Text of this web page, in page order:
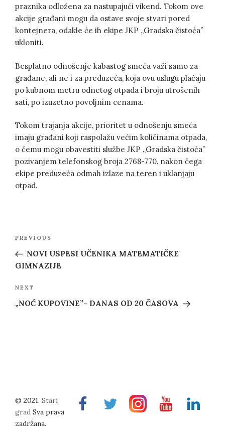
praznika odložena za nastupajući vikend. Tokom ove
akcije građani mogu da ostave svoje stvari pored
kontejnera, odakle će ih ekipe JKP „Gradska čistoća”
ukloniti.
Besplatno odnošenje kabastog smeća važi samo za
građane, ali ne i za preduzeća, koja ovu uslugu plaćaju
po kubnom metru odnetog otpada i broju utrošenih
sati, po izuzetno povoljnim cenama.
Tokom trajanja akcije, prioritet u odnošenju smeća
imaju građani koji raspolažu većim količinama otpada,
o čemu mogu obavestiti službe JKP „Gradska čistoća”
pozivanjem telefonskog broja 2768-770, nakon čega
ekipe preduzeća odmah izlaze na teren i uklanjaju
otpad.
Previous
Post
PREVIOUS
NOVI USPESI UČENIKA MATEMATIČKE
GIMNAZIJE
Next
Post
NEXT
„NOĆ KUPOVINE”- DANAS OD 20 ČASOVA
FacebookTwitterInstragramYoutubeLinkedin
© 2021. Stari
grad Sva prava
zadržana.